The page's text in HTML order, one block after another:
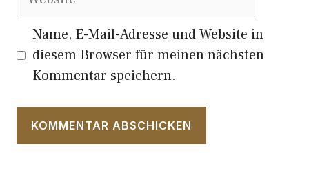
Name, E-Mail-Adresse und Website in
diesem Browser für meinen nächsten
Kommentar speichern.